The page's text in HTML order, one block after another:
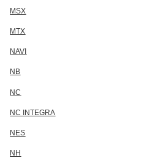
MSX
MTX
NAVI
NB
NC
NC INTEGRA
NES
NH